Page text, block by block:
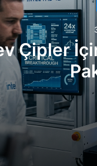
Çipler
Kritik Engeli Aştı: